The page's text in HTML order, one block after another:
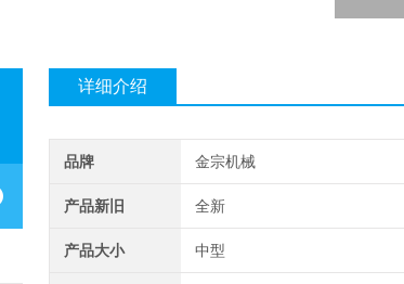
详细介绍
品牌 金宗机械
产品新旧 全新
产品大小 中型